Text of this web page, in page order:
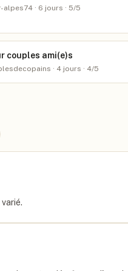
alpes74 · 6 jours · 5/5
couples ami(e)s
· 4 jours · 4/5